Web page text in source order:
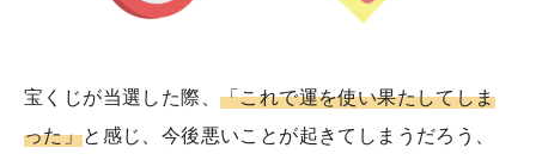
宝くじが当選した際、 「これで運を使い果たしてしま
った」と感じ、今後悪いことが起きてしまうだろう、